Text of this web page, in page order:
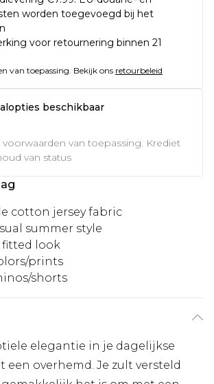
worden toegevoegd bij het
voor retournering binnen 21
van toepassing. Bekijk ons retourbeleid
beschikbaar
van toepassing. Krediet
van status
cotton jersey fabric
summer style
fitted look
prints
shorts
elegantie in je dagelijkse
een overhemd. Je zult versteld